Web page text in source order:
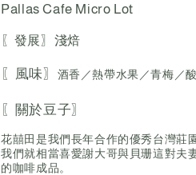
Pallas Cafe Micro Lot
〖發展〗 淺焙
〖風味〗 酒香／熱帶水果／青梅／
〖關於豆子〗
花囍田是我們長年合作的優秀台灣莊
我們就相當喜愛謝大哥與貝珊這對夫
的咖啡成品。